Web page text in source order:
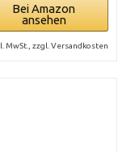
Bei Amazon
ansehen
MwSt., zzgl. Versandkosten